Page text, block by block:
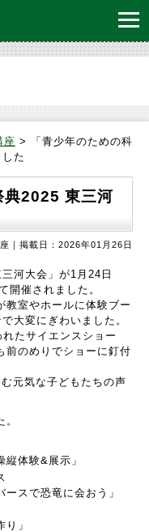
座 > 「青少年のための科
た
典2025 東三河
｜掲載日：2026年01月26日
河大会」が1月24日
開催されました。
室やホールに体験ブー
大変にぎわいました。
たサイエンスショー
前のめりでショーに釘付
元気な子どもたちの声
縦体験&展示」
ースで恐竜に会おう」
」